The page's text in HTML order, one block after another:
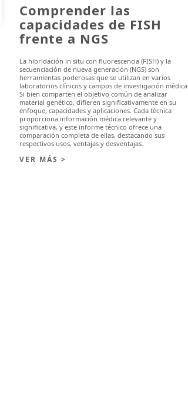
Comprender las
capacidades de FISH
frente a NGS
La hibridación in situ con fluorescencia (FISH) y la
secuenciación de nueva generación (NGS) son
herramientas poderosas que se utilizan en varios
laboratorios clínicos y campos de investigación médica.
Si bien comparten el objetivo común de analizar
material genético, difieren significativamente en su
enfoque, capacidades y aplicaciones. Cada técnica
proporciona información médica relevante y
significativa, y este informe técnico ofrece una
comparación completa de ellas, destacando sus
respectivos usos, ventajas y desventajas.
VER MÁS >